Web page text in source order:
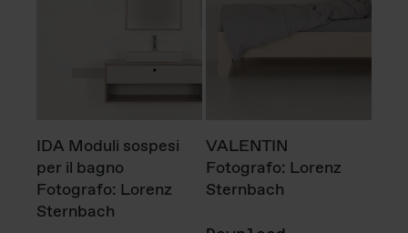
IDA Moduli sospesi
per il bagno
Fotografo: Lorenz
Sternbach
VALENTIN
Fotografo: Lorenz
Sternbach